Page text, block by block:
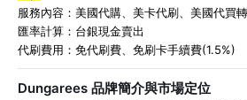
聯絡方式
服務內容： 美國代購 美卡代刷 美國代買
匯率計算：台銀現金賣出
代刷費用：免代刷費、免刷卡手續費(1.5%)
Dungarees 品牌簡介與市場定位